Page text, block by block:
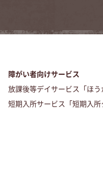
障がい者向けサービス
放課後等デイサービス「ほう
短期入所サービス「短期入所